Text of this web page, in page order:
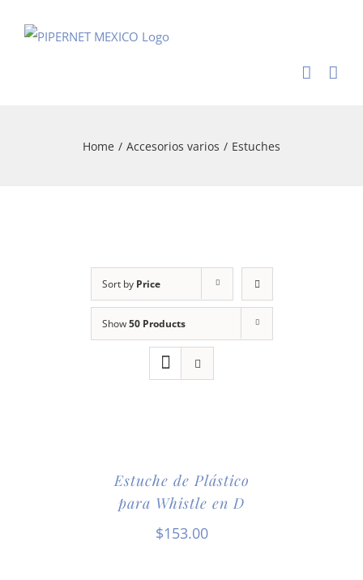
Home / Accesorios varios / Estuches
Sort by Price
Show50 Products
Estuche de Plástico
para Whistle en D
$153.00